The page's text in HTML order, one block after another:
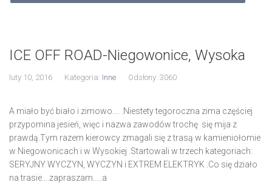
ICE OFF ROAD-Niegowonice, Wysoka
luty 10, 2016 Kategoria: Inne Odsłony: 3060
A miało być biało i zimowo.... .Niestety tegoroczna zima częściej
przypomina jesień, więc i nazwa zawodów trochę się mija z
prawdą.Tym razem kierowcy zmagali się z trasą w kamieniołomie
w Niegowonicach i w Wysokiej .Startowali w trzech kategoriach:
SERYJNY WYCZYN, WYCZYN i EXTREM ELEKTRYK .Co się działo
na trasie....zapraszam.....a